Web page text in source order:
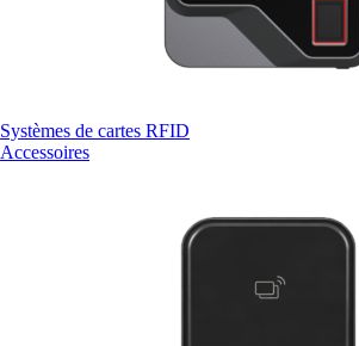
Systèmes de cartes RFID
Accessoires